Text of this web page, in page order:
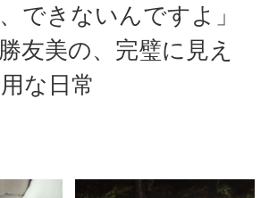
できないんですよ」
友美の、完璧に見え
な日常